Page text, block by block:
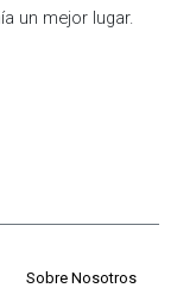
un mejor lugar.
68#92-22
Sobre Nosotros